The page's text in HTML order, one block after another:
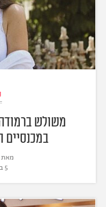
משולש
במכנסיים
מאת
5 ביוני 2025